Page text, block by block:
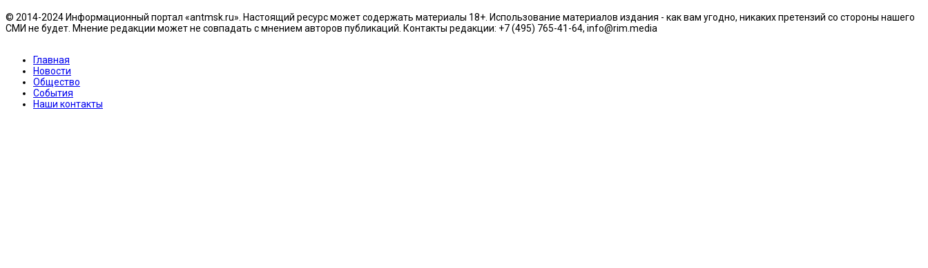
© 2014-2024 Информационный портал «antmsk.ru». Настоящий ресурс может содержать материалы 18+. Использование материалов издания - как вам угодно, никаких претензий со стороны нашего
СМИ не будет. Мнение редакции может не совпадать с мнением авторов публикаций. Контакты редакции: +7 (495) 765-41-64, info@rim.media
Главная
Новости
Общество
События
Наши контакты